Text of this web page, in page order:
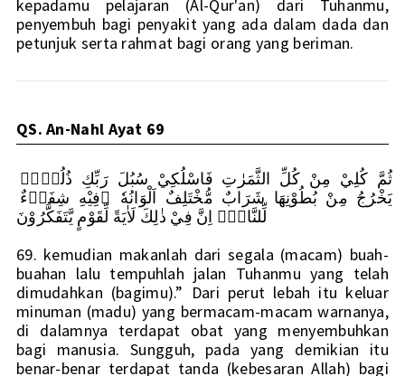
kepadamu pelajaran (Al-Qur'an) dari Tuhanmu,
penyembuh bagi penyakit yang ada dalam dada dan
petunjuk serta rahmat bagi orang yang beriman.
QS. An-Nahl Ayat 69
لِّلنَّاسِۗ اِنَّ فِيْ ذٰلِكَ لَاٰيَةً لِّقَوْمٍ يَّتَفَكَّرُوْنَ
69. kemudian makanlah dari segala (macam) buah-
buahan lalu tempuhlah jalan Tuhanmu yang telah
dimudahkan (bagimu).” Dari perut lebah itu keluar
minuman (madu) yang bermacam-macam warnanya,
di dalamnya terdapat obat yang menyembuhkan
bagi manusia. Sungguh, pada yang demikian itu
benar-benar terdapat tanda (kebesaran Allah) bagi